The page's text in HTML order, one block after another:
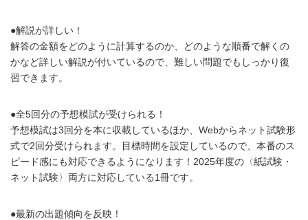
●解説が詳しい！
解答の金額をどのように計算するのか、どのような順番で解くの
かなど詳しい解説が付いているので、難しい問題でもしっかり復
習できます。
●全5回分の予想模試が受けられる！
予想模試は3回分を本に収載しているほか、Webからネット試験形
式で2回分受けられます。目標時間を設定しているので、本番のス
ピード感にも対応できるようになります！2025年度の〈紙試験・
ネット試験〉両方に対応している1冊です。
●最新の出題傾向を反映！